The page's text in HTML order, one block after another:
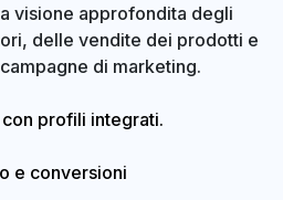
visione approfondita degli
delle vendite dei prodotti e
di marketing.
profili integrati.
e conversioni